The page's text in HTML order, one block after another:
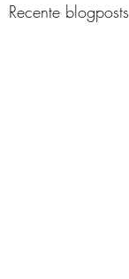
Recente blogposts